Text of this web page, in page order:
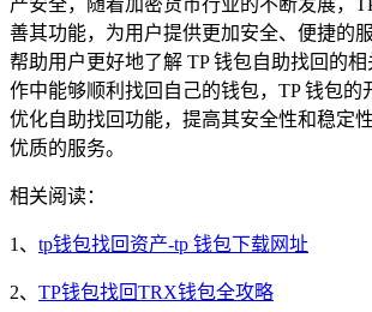
善其功能，为用户提供更加安全、便捷的
帮助用户更好地了解 TP 钱包自助找回的
作中能够顺利找回自己的钱包，TP 钱包的
优化自助找回功能，提高其安全性和稳定
优质的服务。
相关阅读：
1、 tp钱包找回资产-tp 钱包下载网址
2、 TP钱包找回TRX钱包全攻略